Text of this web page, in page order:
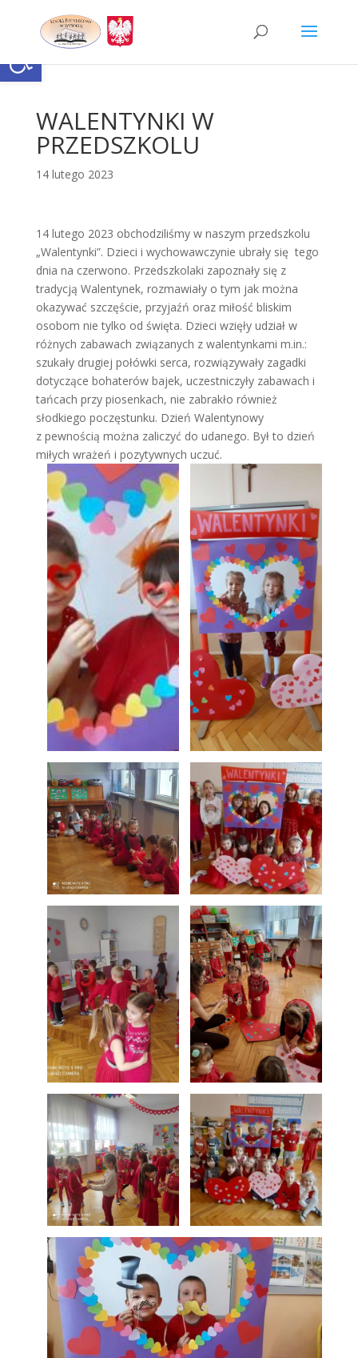
contentOtwórz pasek narzędzi
WALENTYNKI W
PRZEDSZKOLU
14 lutego 2023
14 lutego 2023 obchodziliśmy w naszym przedszkolu
„Walentynki”. Dzieci i wychowawczynie ubrały się tego
dnia na czerwono. Przedszkolaki zapoznały się z
tradycją Walentynek, rozmawiały o tym jak można
okazywać szczęście, przyjaźń oraz miłość bliskim
osobom nie tylko od święta. Dzieci wzięły udział w
różnych zabawach związanych z walentynkami m.in.:
szukały drugiej połówki serca, rozwiązywały zagadki
dotyczące bohaterów bajek, uczestniczyły zabawach i
tańcach przy piosenkach, nie zabrakło również
słodkiego poczęstunku. Dzień Walentynowy
z pewnością można zaliczyć do udanego. Był to dzień
miłych wrażeń i pozytywnych uczuć.